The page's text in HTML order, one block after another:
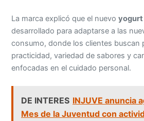
La marca explicó que el nuevoyogurt
desarrollado para adaptarse a las
consumo, donde los clientes buscan
practicidad, variedad de sabores y
enfocadas en el cuidado personal.
DE INTERES INJUVE anuncia
Mes de la Juventud con